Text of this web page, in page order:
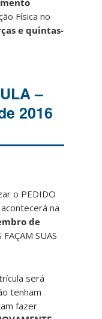
Física no
e quintas-
–
2016
o PEDIDO
na
de
SUAS
será
tenham
fazer